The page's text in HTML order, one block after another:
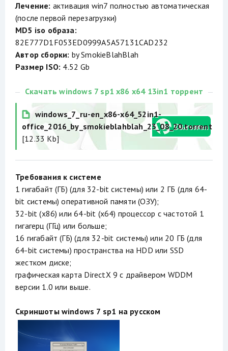
Лечение: активация win7 полностью автоматическая
(после первой перезагрузки)
MD5 iso образа:
82E777D1F053ED0999A5A57131CAD232
Автор сборки: by SmokieBlahBlah
Размер ISO: 4.52 Gb
Скачать windows 7 sp1 x86 x64 13in1 торрент
windows_7_ru-en_x86-x64_52in1-
office_2016_by_smokieblahblah_23_08_20.torrent
[12.33 Kb]
Требования к системе
1 гигабайт (ГБ) (для 32-bit системы) или 2 ГБ (для 64-
bit системы) оперативной памяти (ОЗУ);
32-bit (x86) или 64-bit (x64) процессор с частотой 1
гигагерц (ГГц) или больше;
16 гигабайт (ГБ) (для 32-bit системы) или 20 ГБ (для
64-bit системы) пространства на HDD или SSD
жестком диске;
графическая карта DirectX 9 с драйвером WDDM
версии 1.0 или выше.
Скриншоты windows 7 sp1 на русском